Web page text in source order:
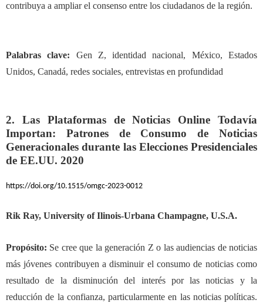
contribuya a ampliar el consenso entre los ciudadanos de la región.
Palabras clave: Gen Z, identidad nacional, México, Estados
Unidos, Canadá, redes sociales, entrevistas en profundidad
2. Las Plataformas de Noticias Online Todavía
Importan: Patrones de Consumo de Noticias
Generacionales durante las Elecciones Presidenciales
de EE.UU. 2020
https://doi.org/10.1515/omgc-2023-0012
Rik Ray, University of Ilinois-Urbana Champagne, U.S.A.
Propósito: Se cree que la generación Z o las audiencias de noticias
más jóvenes contribuyen a disminuir el consumo de noticias como
resultado de la disminución del interés por las noticias y la
reducción de la confianza, particularmente en las noticias políticas.